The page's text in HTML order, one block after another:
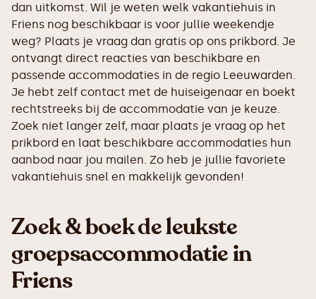
dan uitkomst. Wil je weten welk vakantiehuis in
Friens nog beschikbaar is voor jullie weekendje
weg? Plaats je vraag dan gratis op ons prikbord. Je
ontvangt direct reacties van beschikbare en
passende accommodaties in de regio Leeuwarden.
Je hebt zelf contact met de huiseigenaar en boekt
rechtstreeks bij de accommodatie van je keuze.
Zoek niet langer zelf, maar plaats je vraag op het
prikbord en laat beschikbare accommodaties hun
aanbod naar jou mailen. Zo heb je jullie favoriete
vakantiehuis snel en makkelijk gevonden!
Zoek & boek de leukste
groepsaccommodatie in
Friens